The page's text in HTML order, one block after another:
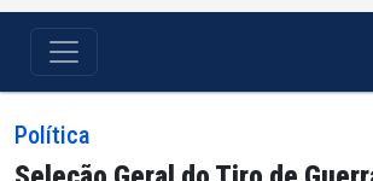
Política